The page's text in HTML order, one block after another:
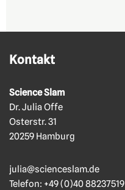
Kontakt
Science Slam
Dr. Julia Offe
Osterstr. 31
20259 Hamburg
julia@scienceslam.de
Telefon: +49 (0)40 88237519